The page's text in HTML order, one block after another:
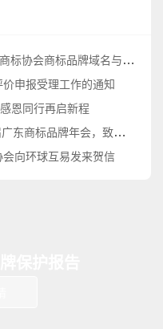
名与网络标识工作委员会正式成立
申报受理工作的通知
恩同行再启新程
牌年会，致敬品牌守护之路
向环球互易发来贺信